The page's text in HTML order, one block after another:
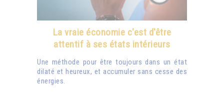
La vraie économie c'est d'être
attentif à ses états intérieurs
Une méthode pour être toujours dans un état
dilaté et heureux, et accumuler sans cesse des
énergies.